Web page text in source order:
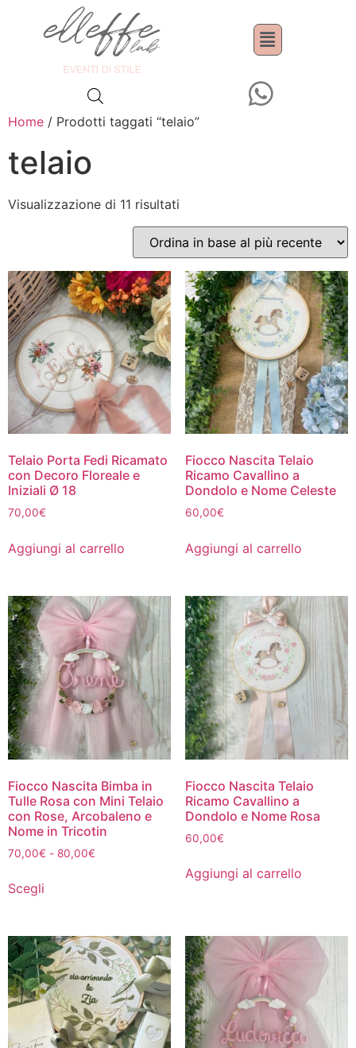
Home / Prodotti taggati “telaio”
telaio
Visualizzazione di 11 risultati
Telaio Porta Fedi Ricamato
con Decoro Floreale e
Iniziali Ø 18
70,00€
Aggiungi al carrello
Fiocco Nascita Telaio
Ricamo Cavallino a
Dondolo e Nome Celeste
60,00€
Aggiungi al carrello
Fiocco Nascita Bimba in
Tulle Rosa con Mini Telaio
con Rose, Arcobaleno e
Nome in Tricotin
70,00€ - 80,00€
Scegli
Fiocco Nascita Telaio
Ricamo Cavallino a
Dondolo e Nome Rosa
60,00€
Aggiungi al carrello